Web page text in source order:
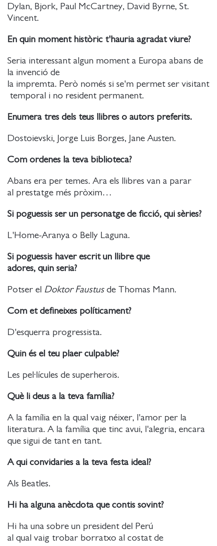
Dylan, Bjork, Paul McCartney, David Byrne, St.
Vincent.
En quin moment històric t'hauria agradat viure?
Seria interessant algun moment a Europa abans de
la invenció de
la impremta. Però només si se'm permet ser visitant
temporal i no resident permanent.
Enumera tres dels teus llibres o autors preferits.
Dostoievski, Jorge Luis Borges, Jane Austen.
Com ordenes la teva biblioteca?
Abans era per temes. Ara els llibres van a parar
al prestatge més pròxim…
Si poguessis ser un personatge de ficció, qui sèries?
L'Home-Aranya o Belly Laguna.
Si poguessis haver escrit un llibre que
adores, quin seria?
Potser el Doktor Faustus de Thomas Mann.
Com et defineixes políticament?
D'esquerra progressista.
Quin és el teu plaer culpable?
Les pel·lícules de superherois.
Què li deus a la teva família?
A la família en la qual vaig néixer, l'amor per la
literatura. A la família que tinc avui, l'alegria, encara
que sigui de tant en tant.
A qui convidaries a la teva festa ideal?
Als Beatles.
Hi ha alguna anècdota que contis sovint?
Hi ha una sobre un president del Perú
al qual vaig trobar borratxo al costat de